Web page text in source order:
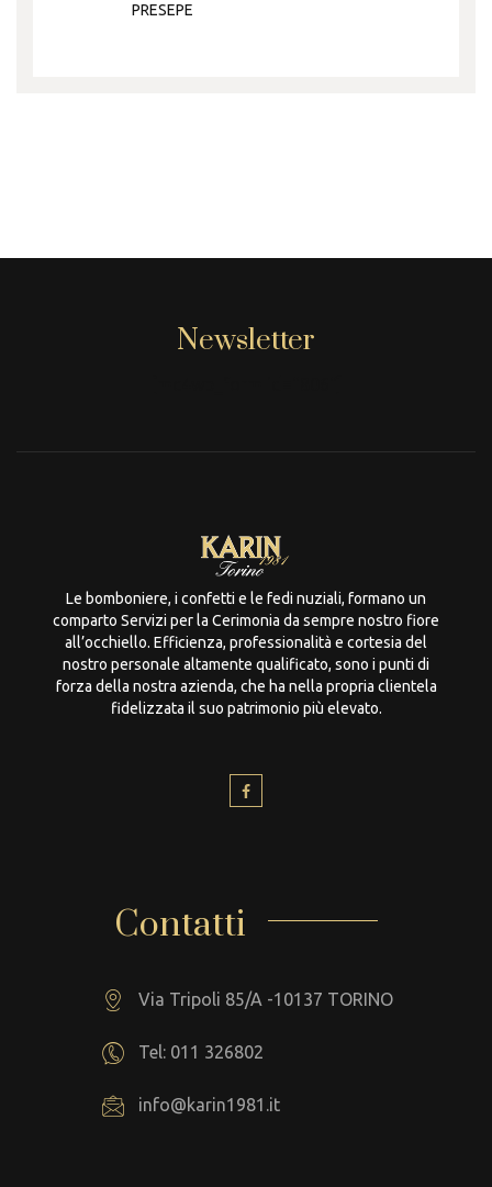
PRESEPE
Newsletter
Le bomboniere, i confetti e le fedi nuziali, formano un
comparto Servizi per la Cerimonia da sempre nostro fiore
all’occhiello. Efficienza, professionalità e cortesia del
nostro personale altamente qualificato, sono i punti di
forza della nostra azienda, che ha nella propria clientela
fidelizzata il suo patrimonio più elevato.
Contatti
Via Tripoli 85/A -10137 TORINO
Tel: 011 326802
info@karin1981.it